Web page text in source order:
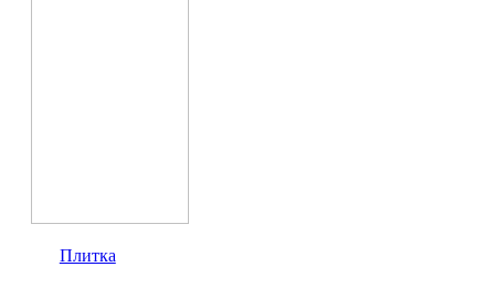
Плитка